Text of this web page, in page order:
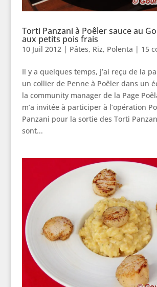
Torti Panzani à Poêler sauce au
aux petits pois frais
10 Juil 2012| Pâtes, Riz, Polenta | 15
Il y a quelques temps, j’ai reçu de la
un collier de Penne à Poêler dans un
la community manager de la Page
m’a invitée à participer à l’opération
Panzani pour la sortie des Torti
sont...